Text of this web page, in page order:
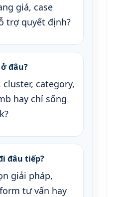
giá, case
trợ quyết định?
đâu?
category,
hay chỉ sống
đâu tiếp?
giải pháp,
tư vấn hay